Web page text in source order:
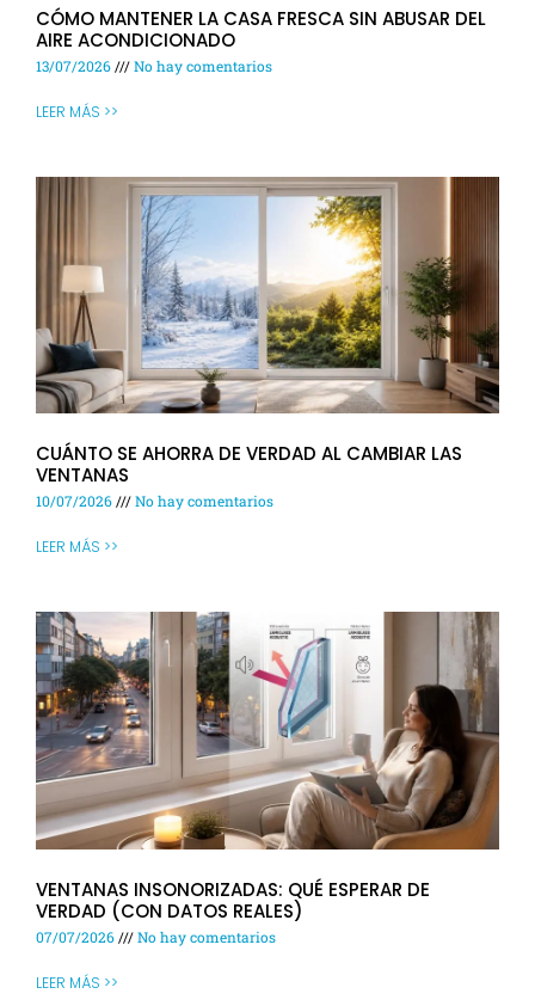
CÓMO MANTENER LA CASA FRESCA SIN ABUSAR DEL
AIRE ACONDICIONADO
13/07/2026 No hay comentarios
LEER MÁS >>
CUÁNTO SE AHORRA DE VERDAD AL CAMBIAR LAS
VENTANAS
10/07/2026 No hay comentarios
LEER MÁS >>
VENTANAS INSONORIZADAS: QUÉ ESPERAR DE
VERDAD (CON DATOS REALES)
07/07/2026 No hay comentarios
LEER MÁS >>